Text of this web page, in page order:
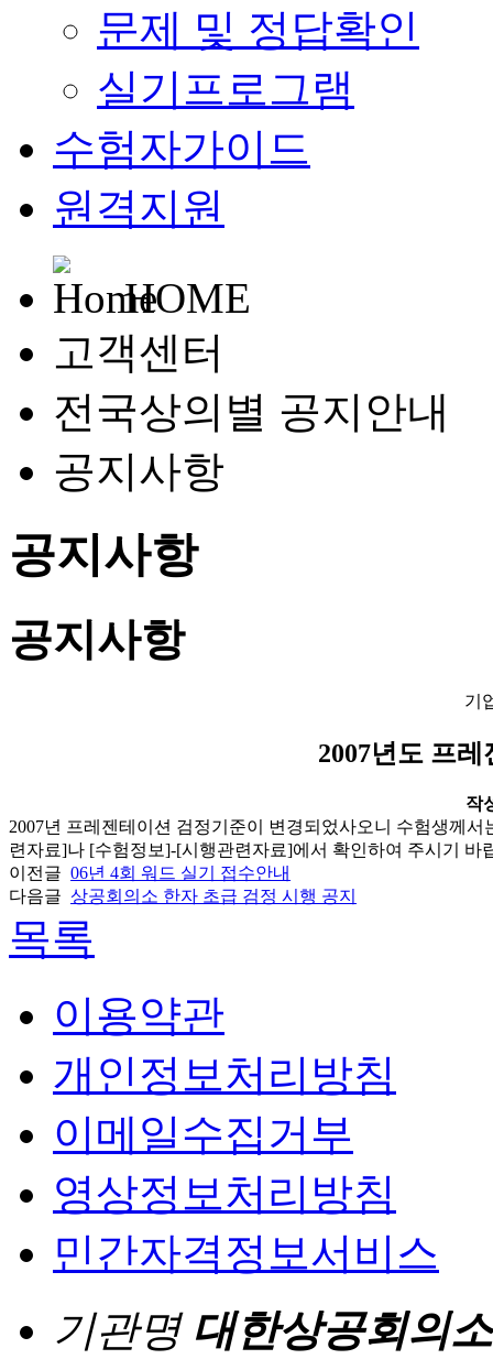
문제 및 정답확인
실기프로그램
수험자가이드
원격지원
HOME
고객센터
전국상의별 공지안내
공지사항
공지사항
공지사항
기
2007년도 프
작
2007년 프레젠테이션 검정기준이 변경되었사오니 수험생께
련자료]나 [수험정보]-[시행관련자료]에서 확인하여 주시기 바
이전글 06년 4회 워드 실기 접수안내
다음글 상공회의소 한자 초급 검정 시행 공지
목록
이용약관
개인정보처리방침
이메일수집거부
영상정보처리방침
민간자격정보서비스
기관명 대한상공회의소